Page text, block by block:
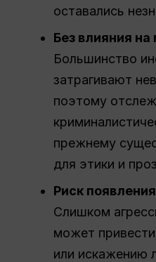
оставались
Без влияния
Большинство
затрагивают
поэтому
прежнему
для этики и
Риск
Слишком
может
или искажению